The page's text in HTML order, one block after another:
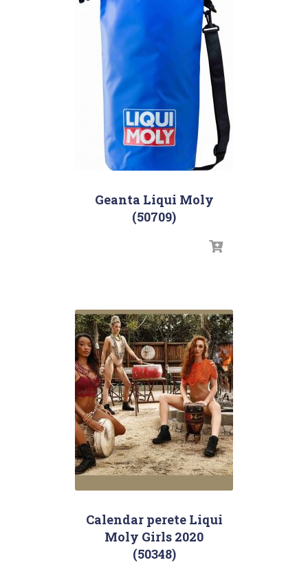
Geanta Liqui Moly
(50709)
Calendar perete Liqui
Moly Girls 2020
(50348)